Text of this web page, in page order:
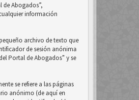
de Abogados”,
información
archivo de texto que
de sesión anónima
Portal de Abogados” y se
se refiere a las páginas
anónimo (de aquí en